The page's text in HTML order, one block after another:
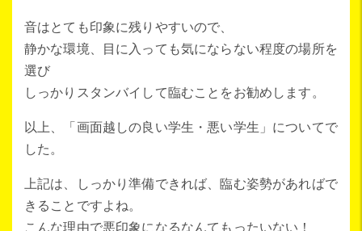
音はとても印象に残りやすいので、
静かな環境、目に入っても気にならない程度の場所を
選び
しっかりスタンバイして臨むことをお勧めします。
以上、「画面越しの良い学生・悪い学生」についてで
した。
上記は、しっかり準備できれば、臨む姿勢があればで
きることですよね。
こんな理由で悪印象になるなんてもったいない！